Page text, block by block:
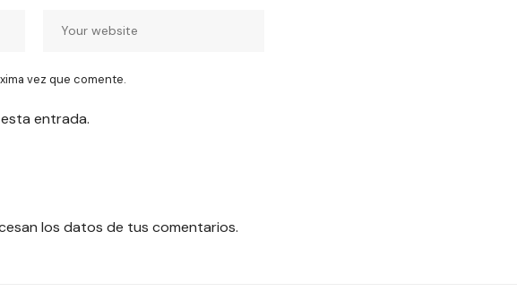
vez que comente.
entrada.
los datos de tus comentarios.